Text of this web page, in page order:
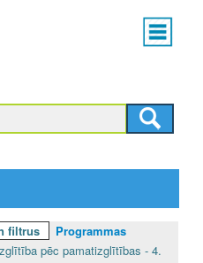
Main
menu
filtrus
Programmas
pēc pamatizglītības - 4.